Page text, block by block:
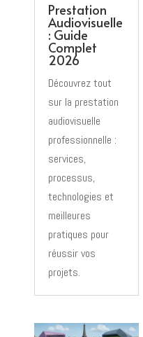
Prestation
Audiovisuelle
: Guide
Complet
2026
Découvrez tout
sur la prestation
audiovisuelle
professionnelle :
services,
processus,
technologies et
meilleures
pratiques pour
réussir vos
projets.